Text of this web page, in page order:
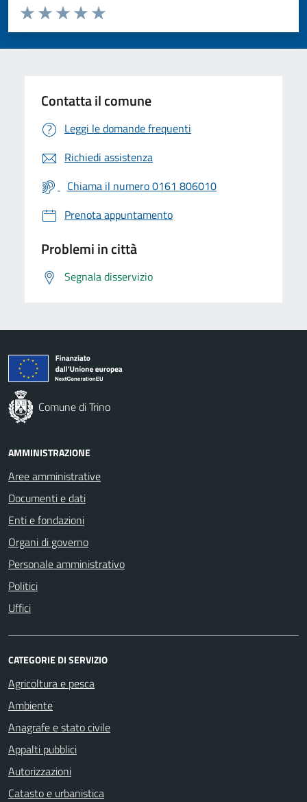
Valuta da 1 a 5 stelle la pagina
Valuta 5 stelle su 5
Valuta 4 stelle su 5
Valuta 3 stelle su 5
Valuta 2 stelle su 5
Valuta 1 stelle su 5
Contatta il comune
Leggi le domande frequenti
Richiedi assistenza
Chiama il numero 0161 806010
Prenota appuntamento
Problemi in città
Segnala disservizio
Comune di Trino
AMMINISTRAZIONE
Aree amministrative
Documenti e dati
Enti e fondazioni
Organi di governo
Personale amministrativo
Politici
Uffici
CATEGORIE DI SERVIZIO
Agricoltura e pesca
Ambiente
Anagrafe e stato civile
Appalti pubblici
Autorizzazioni
Catasto e urbanistica